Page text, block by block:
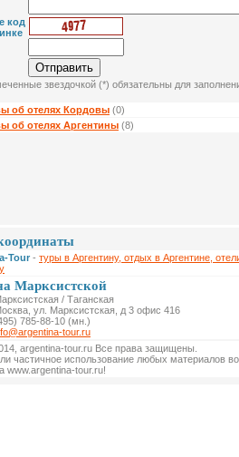
код
звездочкой (*) обязательны для
об отелях Кордовы (0)
об отелях Аргентины (8)
Tour - туры в Аргентину, отдых в Аргентине,
Марксистской
/ Таганская
ул. Марксистская, д 3 офис 416
785-88-10 (мн.)
tour.ru
argentina-tour.ru Все права защищены.
частичное использование любых материалов
www.argentina-tour.ru!